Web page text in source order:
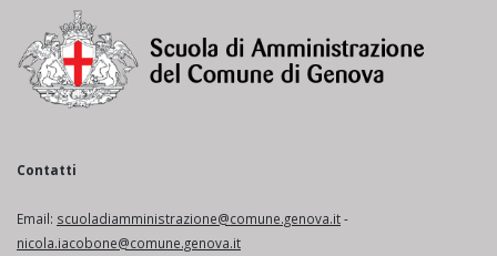
Contatti
Email: scuoladiamministrazione@comune.genova.it-
nicola.iacobone@comune.genova.it